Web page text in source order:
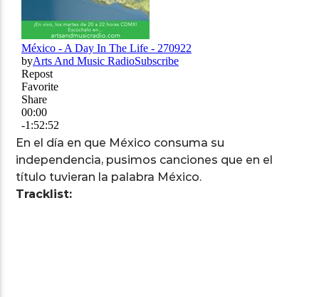
En el día en que México consuma su
independencia, pusimos canciones que en el
título tuvieran la palabra México.
Tracklist: